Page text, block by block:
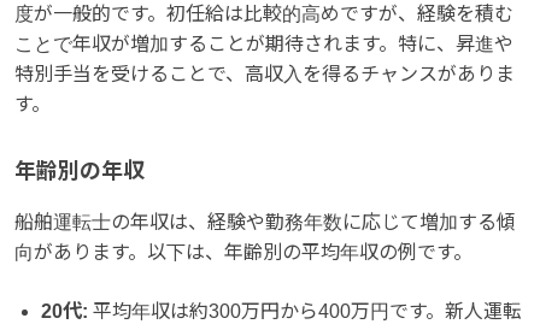
度が一般的です。初任給は比較的高めですが、経験を積む
ことで年収が増加することが期待されます。特に、昇進や
特別手当を受けることで、高収入を得るチャンスがありま
す。
年齢別の年収
船舶運転士の年収は、経験や勤務年数に応じて増加する傾
向があります。以下は、年齢別の平均年収の例です。
20代: 平均年収は約300万円から400万円です。新人運転